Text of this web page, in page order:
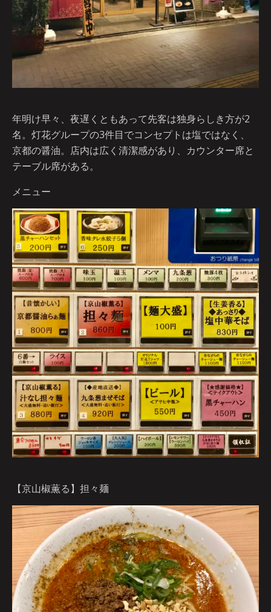
年明け早々、夜遅くともあって先客は独身らしき方が2
名。灯花グループの3件目でコンセプトは塩ではなく、
京都の醤油。店内は広く清潔感があり、カウンター席と
テーブル席がある。
メニュー
【京山椒薫る】担々麺